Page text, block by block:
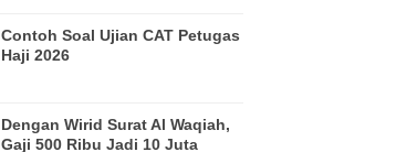
Contoh Soal Ujian CAT Petugas
Haji 2026
Dengan Wirid Surat Al Waqiah,
Gaji 500 Ribu Jadi 10 Juta